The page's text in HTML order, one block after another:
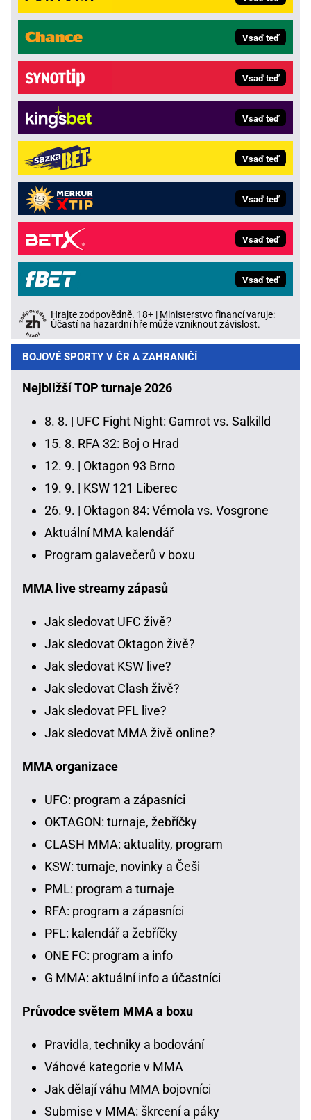
Vsaď teď
Vsaď teď
Vsaď teď
Vsaď teď
Vsaď teď
Vsaď teď
Vsaď teď
Hrajte zodpovědně. 18+ | Ministerstvo financí varuje:
Účastí na hazardní hře může vzniknout závislost.
BOJOVÉ SPORTY V ČR A ZAHRANIČÍ
Nejbližší TOP turnaje 2026
8. 8. | UFC Fight Night: Gamrot vs. Salkilld
15. 8. RFA 32: Boj o Hrad
12. 9. | Oktagon 93 Brno
19. 9. | KSW 121 Liberec
26. 9. | Oktagon 84: Vémola vs. Vosgrone
Aktuální MMA kalendář
Program galavečerů v boxu
MMA live streamy zápasů
Jak sledovat UFC živě?
Jak sledovat Oktagon živě?
Jak sledovat KSW live?
Jak sledovat Clash živě?
Jak sledovat PFL live?
Jak sledovat MMA živě online?
MMA organizace
UFC: program a zápasníci
OKTAGON: turnaje, žebříčky
CLASH MMA: aktuality, program
KSW: turnaje, novinky a Češi
PML: program a turnaje
RFA: program a zápasníci
PFL: kalendář a žebříčky
ONE FC: program a info
G MMA: aktuální info a účastníci
Průvodce světem MMA a boxu
Pravidla, techniky a bodování
Váhové kategorie v MMA
Jak dělají váhu MMA bojovníci
Submise v MMA: škrcení a páky